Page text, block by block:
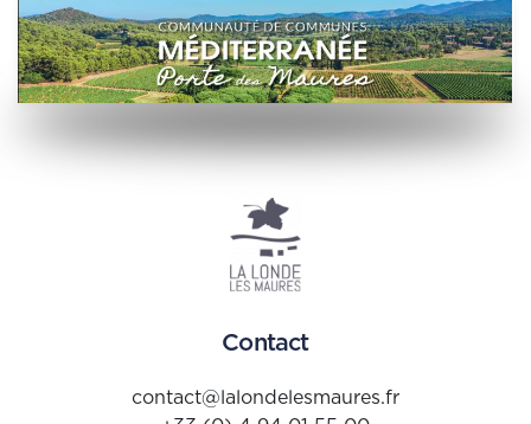
Contact
contact@lalondelesmaures.fr